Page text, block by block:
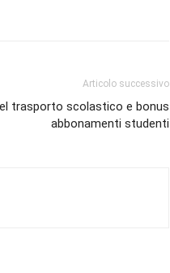
Articolo successivo
trasporto scolastico e bonus
abbonamenti studenti